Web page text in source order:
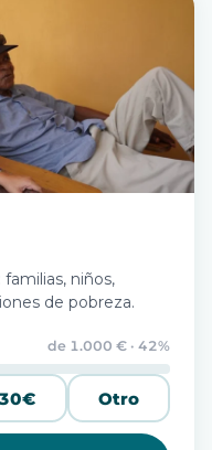
niños,
de pobreza.
de 1.000 € · 42%
Otro